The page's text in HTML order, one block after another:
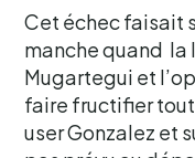
Cet échec faisait
manche quand la
Mugartegui et
faire fructifier
user Gonzalez et